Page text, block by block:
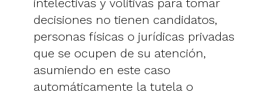
intelectivas y volitivas para tomar
decisiones no tienen candidatos,
personas físicas o jurídicas privadas
que se ocupen de su atención,
asumiendo en este caso
automáticamente la tutela o